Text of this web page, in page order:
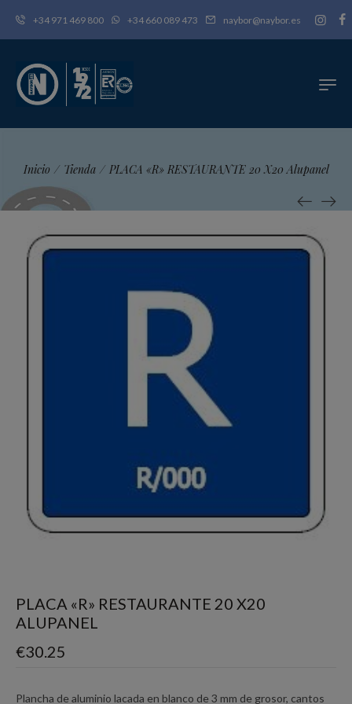
+34 971 469 800 +34 660 089 473 naybor@naybor.es
Inicio / Tienda / PLACA «R» RESTAURANTE 20 X20 Alupanel
PLACA «R» RESTAURANTE 20 X20
ALUPANEL
€30.25
Plancha de aluminio lacada en blanco de 3 mm de grosor, cantos